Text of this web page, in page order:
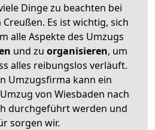
Dinge zu beachten bei
Es ist wichtig, sich
alle Aspekte des Umzugs
und zu organisieren, um
alles reibungslos verläuft.
Umzugsfirma kann ein
von Wiesbaden nach
durchgeführt werden und
sorgen wir.